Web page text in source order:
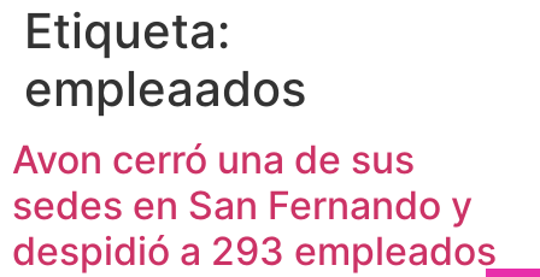
Etiqueta:
empleaados
Avon cerró una de sus
sedes en San Fernando y
despidió a 293 empleados